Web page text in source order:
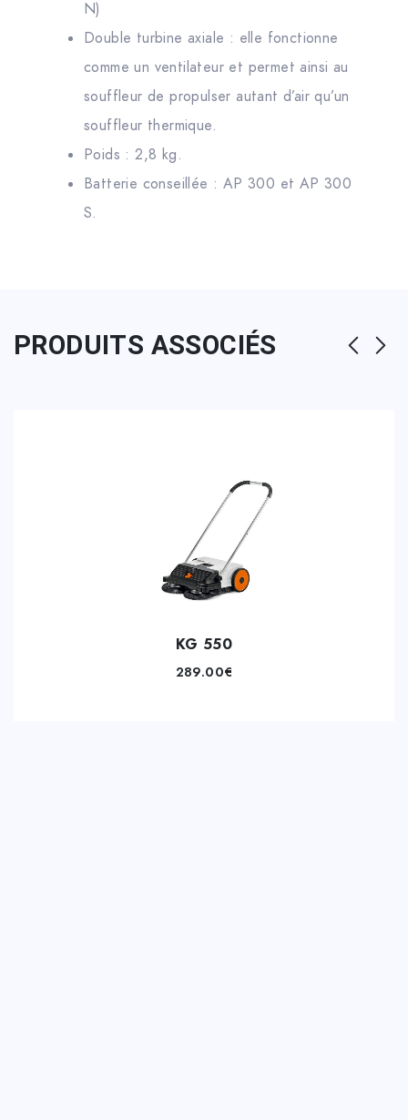
N)
Double turbine axiale : elle fonctionne
comme un ventilateur et permet ainsi au
souffleur de propulser autant d’air qu’un
souffleur thermique.
Poids : 2,8 kg.
Batterie conseillée : AP 300 et AP 300
S.
PRODUITS ASSOCIÉS
KG 550
289.00€